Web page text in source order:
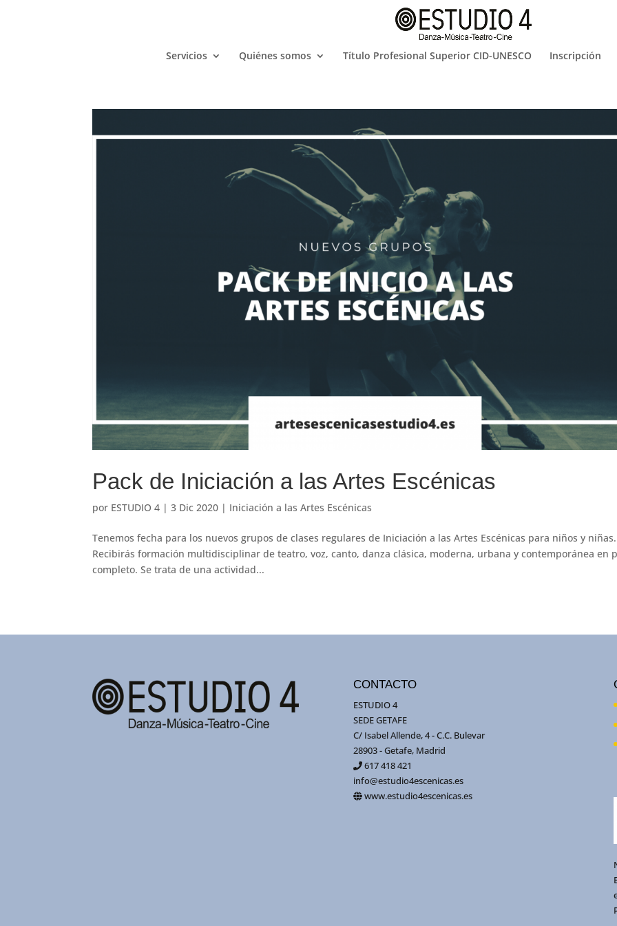
Servicios Quiénes somos Título Profesional Superior CID-UNESCO Inscripción
Pack de Iniciación a las Artes Escénicas
por ESTUDIO 4 |3 Dic 2020 | Iniciación a las Artes Escénicas
Tenemos fecha para los nuevos grupos de clases regulares de Iniciación a las Artes Escénicas para niños y niñas.
Recibirás formación multidisciplinar de teatro, voz, canto, danza clásica, moderna, urbana y contemporánea en
completo. Se trata de una actividad...
CONTACTO
ESTUDIO 4
SEDE GETAFE
C/ Isabel Allende, 4 - C.C. Bulevar
28903 - Getafe, Madrid
617 418 421
info@estudio4escenicas.es
www.estudio4escenicas.es